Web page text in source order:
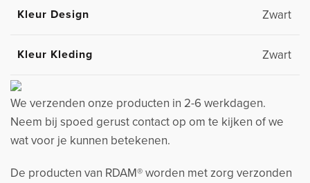
Kleur Design Zwart
Kleur Kleding Zwart
We verzenden onze producten in 2-6 werkdagen.
Neem bij spoed gerust contact op om te kijken of we
wat voor je kunnen betekenen.
De producten van RDAM® worden met zorg verzonden